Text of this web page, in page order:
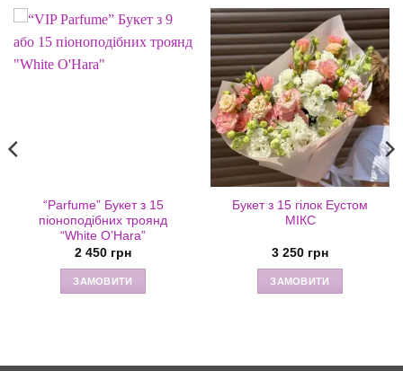
“Parfume” Букет з 15
піоноподібних троянд
“White O’Hara”
2 450 грн
ЗАМОВИТИ
Букет з 15 гілок Еустом
МІКС
3 250 грн
ЗАМОВИТИ